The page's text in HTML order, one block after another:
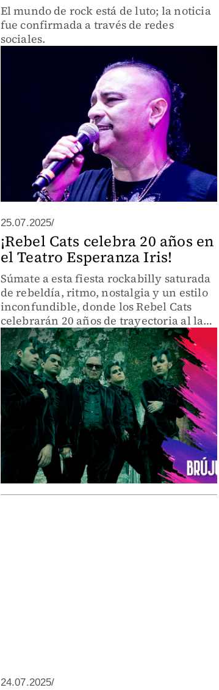
El mundo de rock está de luto; la noticia
fue confirmada a través de redes
sociales.
25.07.2025/
¡Rebel Cats celebra 20 años en
el Teatro Esperanza Iris!
Súmate a esta fiesta rockabilly saturada
de rebeldía, ritmo, nostalgia y un estilo
inconfundible, donde los Rebel Cats
celebrarán 20 años de trayectoria al lado
de invitados especiales.
24.07.2025/